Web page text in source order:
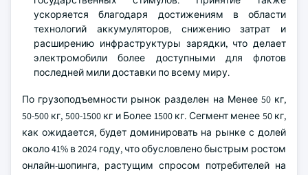
ускоряется благодаря достижениям в области
технологий аккумуляторов, снижению затрат и
расширению инфраструктуры зарядки, что делает
электромобили более доступными для флотов
последней мили доставки по всему миру.
По грузоподъемности рынок разделен на Менее 50 кг,
50-500 кг, 500-1500 кг и Более 1500 кг. Сегмент менее 50 кг,
как ожидается, будет доминировать на рынке с долей
около 41% в 2024 году, что обусловлено быстрым ростом
онлайн-шопинга, растущим спросом потребителей на